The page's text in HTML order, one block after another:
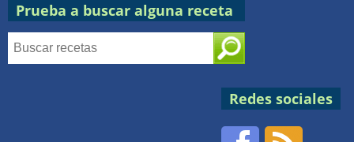
Prueba a buscar alguna receta
Redes sociales
Facebook